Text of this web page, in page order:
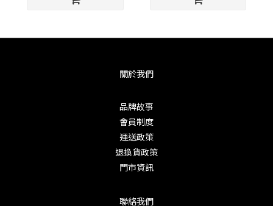
關於我們
品牌故事
會員制度
運送政策
退換貨政策
門市資訊
聯絡我們